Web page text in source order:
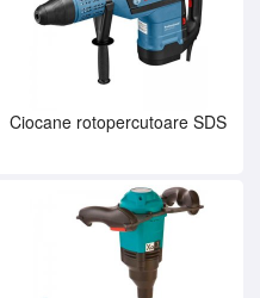
Ciocane rotopercutoare SDS